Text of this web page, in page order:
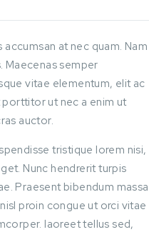
at nec quam. Nam
Maecenas semper
vitae elementum, elit ac
ut nec a enim ut
auctor.
tristique lorem nisi,
Nunc hendrerit turpis
Praesent bibendum massa
proin congue ut orci vitae
laoreet tellus sed,